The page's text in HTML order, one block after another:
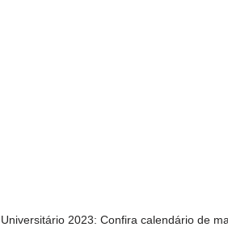
2023: Confira calendário de